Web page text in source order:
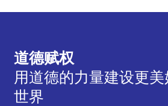
道德赋权
用道德的力量建设更美
世界